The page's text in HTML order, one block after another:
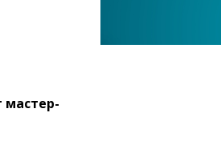
мастер-